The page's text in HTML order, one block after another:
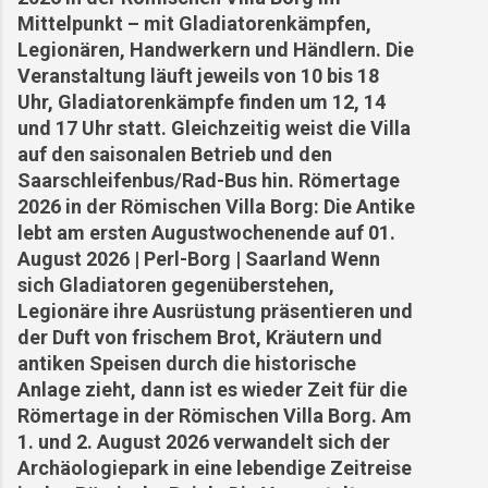
Gewerkschaften verbesserte
Arbeitsbedingungen gefordert und sogar mit
Streiks gedroht, u...
fränkischen Gutshof entlang des Leukbaches...
Der Zweite Weltkrieg und der Orscholzriegel Als
Teil des Westwalls wurde Oberleuken
strategisch in das Verteidigungssystem des
Orscholzriegel integriert. 1944/45 wurde das
Dorf fast vollständig zerstört... Ortsgeschichte
in Gesichtern Holzen Franz: Gastwirt und
Original, der sich weigerte, das Dorf zu
verlassen. Schmetten Karl: Schmiedemeister in
vierter Generation – seine Werkstatt war Herz
und Ohr des Dorfes. Wiederaufbau und Zukunft
Nach Kriegsende began...
Mittelpunkt – mit Gladiatorenkämpfen,
Legionären, Handwerkern und Händlern. Die
Veranstaltung läuft jeweils von 10 bis 18
Uhr, Gladiatorenkämpfe finden um 12, 14
und 17 Uhr statt. Gleichzeitig weist die Villa
auf den saisonalen Betrieb und den
Saarschleifenbus/Rad-Bus hin. Römertage
2026 in der Römischen Villa Borg: Die Antike
lebt am ersten Augustwochenende auf 01.
August 2026 | Perl-Borg | Saarland Wenn
sich Gladiatoren gegenüberstehen,
Legionäre ihre Ausrüstung präsentieren und
der Duft von frischem Brot, Kräutern und
antiken Speisen durch die historische
Anlage zieht, dann ist es wieder Zeit für die
Römertage in der Römischen Villa Borg. Am
1. und 2. August 2026 verwandelt sich der
Archäologiepark in eine lebendige Zeitreise